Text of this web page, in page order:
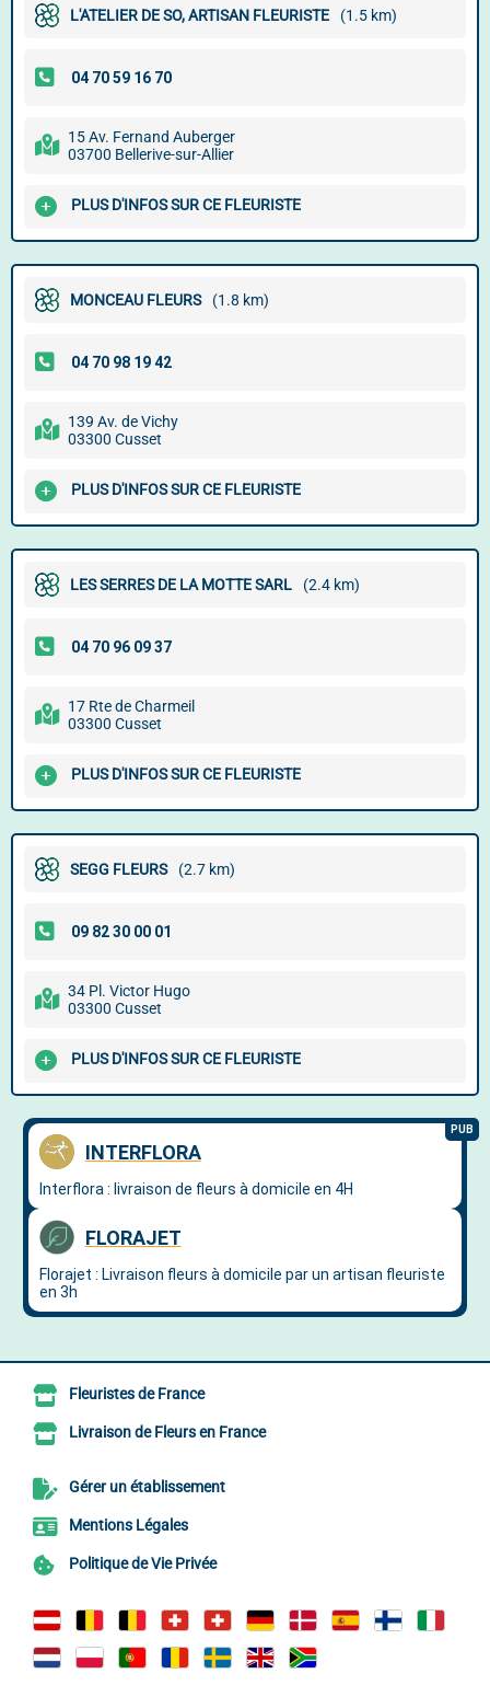
L'ATELIER DE SO, ARTISAN FLEURISTE (1.5 km)
15 Av. Fernand Auberger
03700 Bellerive-sur-Allier
PLUS D'INFOS SUR CE FLEURISTE
MONCEAU FLEURS (1.8 km)
139 Av. de Vichy
03300 Cusset
PLUS D'INFOS SUR CE FLEURISTE
LES SERRES DE LA MOTTE SARL (2.4 km)
17 Rte de Charmeil
03300 Cusset
PLUS D'INFOS SUR CE FLEURISTE
SEGG FLEURS (2.7 km)
34 Pl. Victor Hugo
03300 Cusset
PLUS D'INFOS SUR CE FLEURISTE
Fleuristes de France
Livraison de Fleurs en France
Gérer un établissement
Mentions Légales
Politique de Vie Privée